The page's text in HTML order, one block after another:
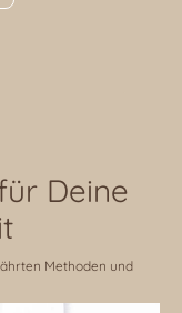
Deine
Methoden und